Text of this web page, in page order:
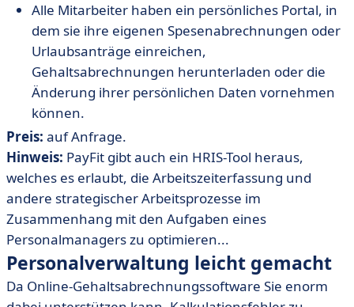
Alle Mitarbeiter haben ein persönliches Portal, in
dem sie ihre eigenen Spesenabrechnungen oder
Urlaubsanträge einreichen,
Gehaltsabrechnungen herunterladen oder die
Änderung ihrer persönlichen Daten vornehmen
können.
Preis: auf Anfrage.
Hinweis: PayFit gibt auch ein HRIS-Tool heraus,
welches es erlaubt, die Arbeitszeiterfassung und
andere strategischer Arbeitsprozesse im
Zusammenhang mit den Aufgaben eines
Personalmanagers zu optimieren...
Personalverwaltung leicht gemacht
Da Online-Gehaltsabrechnungssoftware Sie enorm